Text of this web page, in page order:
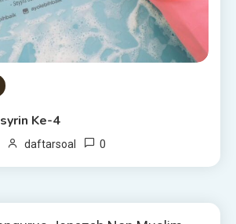
Ke-4
daftarsoal 0